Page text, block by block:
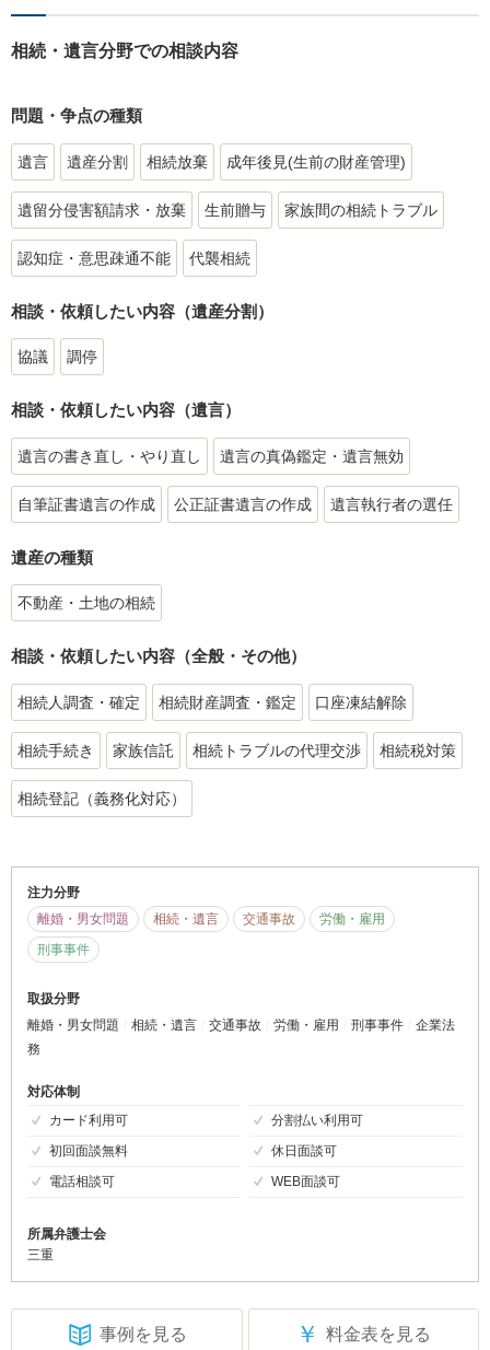
相続・遺言分野での相談内容
問題・争点の種類
遺言 遺産分割 相続放棄 成年後見(生前の財産管理)
遺留分侵害額請求・放棄 生前贈与 家族間の相続トラブル
認知症・意思疎通不能 代襲相続
相談・依頼したい内容（遺産分割）
協議 調停
相談・依頼したい内容（遺言）
遺言の書き直し・やり直し 遺言の真偽鑑定・遺言無効
自筆証書遺言の作成 公正証書遺言の作成 遺言執行者の選任
遺産の種類
不動産・土地の相続
相談・依頼したい内容（全般・その他）
相続人調査・確定 相続財産調査・鑑定 口座凍結解除
相続手続き 家族信託 相続トラブルの代理交渉 相続税対策
相続登記（義務化対応）
注力分野
離婚・男女問題
相続・遺言 交通事故
労働・雇用
刑事事件
取扱分野
離婚・男女問題
相続・遺言 交通事故 労働・雇用 刑事事件
企業法
務
対応体制
カード利用可
分割払い利用可
初回面談無料
休日面談可
電話相談可
WEB面談可
所属弁護士会
三重
事例を見る ￥ 料金表を見る